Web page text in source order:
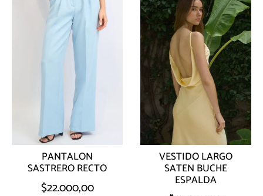
PANTALON
SASTRERO RECTO
$22.000,00
VESTIDO LARGO
SATEN BUCHE
ESPALDA